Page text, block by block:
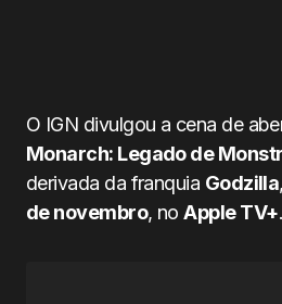
O IGN divulgou a cena de
Monarch: Legado de
derivada da franquia Godzilla
de novembro, noApple TV+